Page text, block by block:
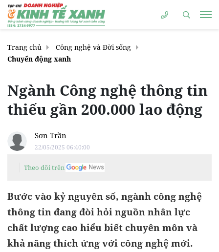
Trang chủ
Công nghệ và Đời sống
Chuyển động xanh
Ngành Công nghệ thông tin
thiếu gần 200.000 lao động
Sơn Trần
22/05/2025 06:40:00
Theo dõi trên
Bước vào kỷ nguyên số, ngành công nghệ
thông tin đang đòi hỏi nguồn nhân lực
chất lượng cao hiểu biết chuyên môn và
khả năng thích ứng với công nghệ mới.